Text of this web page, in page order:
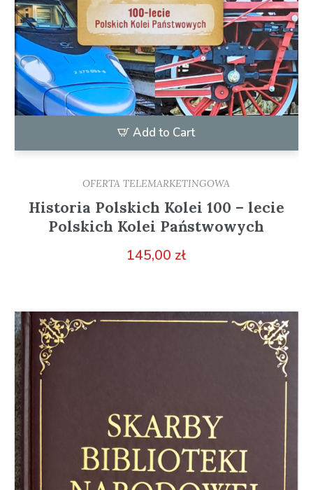
Add to Cart
OFERTA TELEMARKETINGOWA
Historia Polskich Kolei 100 – lecie
Polskich Kolei Państwowych
145,00 zł